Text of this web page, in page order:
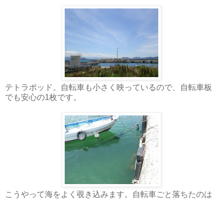
テトラポッド。自転車も小さく映っているので、自転車板
でも安心の1枚です。
こうやって海をよく覗き込みます。自転車ごと落ちたのは